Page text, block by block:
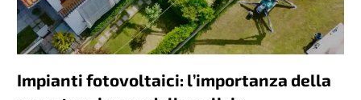
Impianti fotovoltaici: l’importanza della